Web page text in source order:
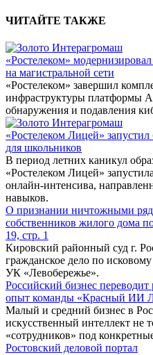
ЧИТАЙТЕ ТАКЖЕ
«Ростелеком»
на магистральной сети
«Ростелеком» завершил
инфраструктуры платформы
обнаружения и подавления
«Ростелеком Лицей»
для школьников
В период летних каникул
«Ростелеком Лицей»
онлайн-интенсива,
навыков.
О признании ничтожными
собственников жилого дома
19, стр. 1
Кировский районный суд г.
гражданское дело по
УК «Левобережье».
Российский бизнес
опыт команды «Красный ИИ
Малый и средний бизнес в
искусственный интеллект не
«сотрудников» под
Ростовский деловой портал